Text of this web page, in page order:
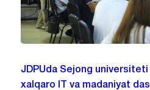
JDPUda Sejong
xalqaro IT va madaniyat